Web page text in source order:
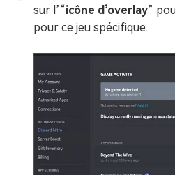
sur l’“icône d’overlay”
pour ce jeu spécifique.